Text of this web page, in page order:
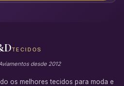
TECIDOS
desde 2012
os melhores tecidos para moda e